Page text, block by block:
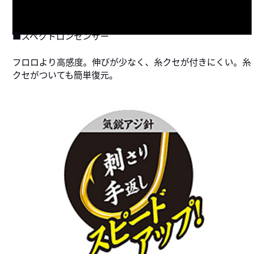
■スペクトロンセンサー
フロロより高感度。伸びが少なく、糸クセが付きにくい。糸
クセがついても簡単復元。